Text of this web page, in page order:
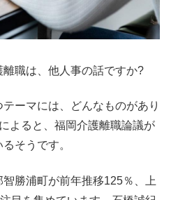
職は、他人事の話ですか?
ーマには、どんなものがあり
よると、福岡介護離職論議が
そうです。
勝浦町が前年推移125％、上